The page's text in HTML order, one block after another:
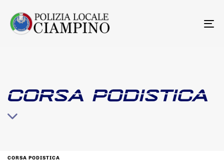
CORSA PODISTICA
CORSA PODISTICA